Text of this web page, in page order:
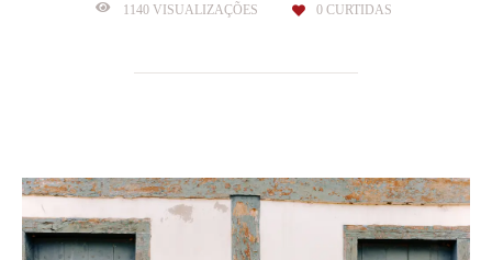
1140VISUALIZAÇÕES 0CURTIDAS